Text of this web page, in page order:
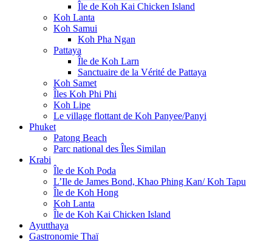
Île de Koh Kai Chicken Island
Koh Lanta
Koh Samui
Koh Pha Ngan
Pattaya
Île de Koh Larn
Sanctuaire de la Vérité de Pattaya
Koh Samet
Îles Koh Phi Phi
Koh Lipe
Le village flottant de Koh Panyee/Panyi
Phuket
Patong Beach
Parc national des Îles Similan
Krabi
Île de Koh Poda
L’Ile de James Bond, Khao Phing Kan/ Koh Tapu
Île de Koh Hong
Koh Lanta
Île de Koh Kai Chicken Island
Ayutthaya
Gastronomie Thaï